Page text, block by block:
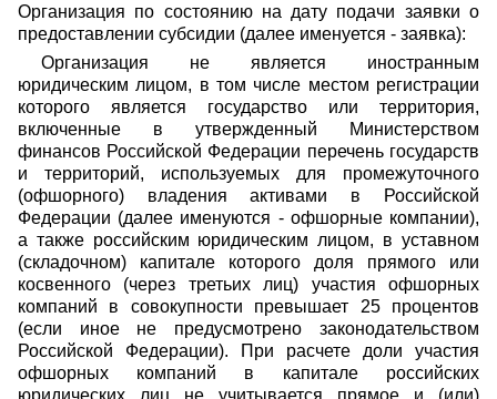
Организация по состоянию на дату подачи заявки о
предоставлении субсидии (далее именуется - заявка):
Организация не является иностранным
юридическим лицом, в том числе местом регистрации
которого является государство или территория,
включенные в утвержденный Министерством
финансов Российской Федерации перечень государств
и территорий, используемых для промежуточного
(офшорного) владения активами в Российской
Федерации (далее именуются - офшорные компании),
а также российским юридическим лицом, в уставном
(складочном) капитале которого доля прямого или
косвенного (через третьих лиц) участия офшорных
компаний в совокупности превышает 25 процентов
(если иное не предусмотрено законодательством
Российской Федерации). При расчете доли участия
офшорных компаний в капитале российских
юридических лиц не учитывается прямое и (или)